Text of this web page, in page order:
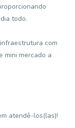
todo.
com
mini mercado a
atendê-los(las)!